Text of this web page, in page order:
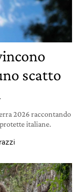
scatto
2026 raccontando
italiane.